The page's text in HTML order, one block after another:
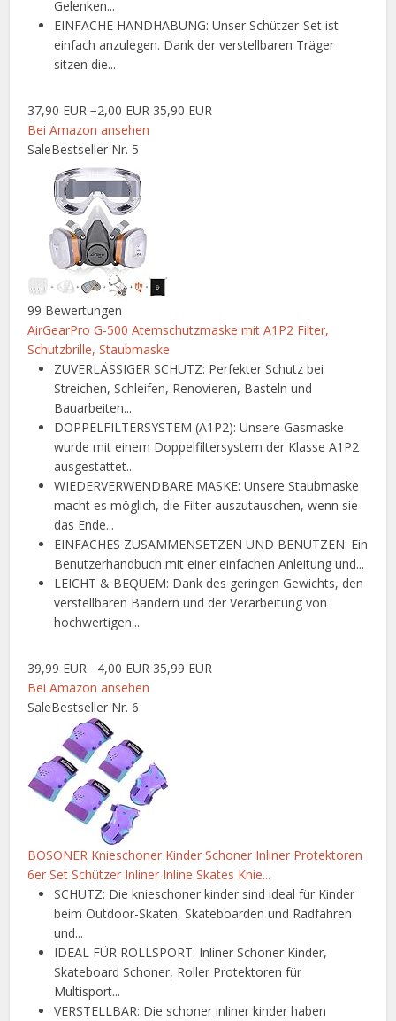
Gelenken...
EINFACHE HANDHABUNG: Unser Schützer-Set ist
einfach anzulegen. Dank der verstellbaren Träger
sitzen die...
37,90 EUR −2,00 EUR 35,90 EUR
Bei Amazon ansehen
SaleBestseller Nr. 5
99 Bewertungen
AirGearPro G-500 Atemschutzmaske mit A1P2 Filter,
Schutzbrille, Staubmaske
ZUVERLÄSSIGER SCHUTZ: Perfekter Schutz bei
Streichen, Schleifen, Renovieren, Basteln und
Bauarbeiten...
DOPPELFILTERSYSTEM (A1P2): Unsere Gasmaske
wurde mit einem Doppelfiltersystem der Klasse A1P2
ausgestattet...
WIEDERVERWENDBARE MASKE: Unsere Staubmaske
macht es möglich, die Filter auszutauschen, wenn sie
das Ende...
EINFACHES ZUSAMMENSETZEN UND BENUTZEN: Ein
Benutzerhandbuch mit einer einfachen Anleitung und...
LEICHT & BEQUEM: Dank des geringen Gewichts, den
verstellbaren Bändern und der Verarbeitung von
hochwertigen...
39,99 EUR −4,00 EUR 35,99 EUR
Bei Amazon ansehen
SaleBestseller Nr. 6
BOSONER Knieschoner Kinder Schoner Inliner Protektoren
6er Set Schützer Inliner Inline Skates Knie...
SCHUTZ: Die knieschoner kinder sind ideal für Kinder
beim Outdoor-Skaten, Skateboarden und Radfahren
und...
IDEAL FÜR ROLLSPORT: Inliner Schoner Kinder,
Skateboard Schoner, Roller Protektoren für
Multisport...
VERSTELLBAR: Die schoner inliner kinder haben